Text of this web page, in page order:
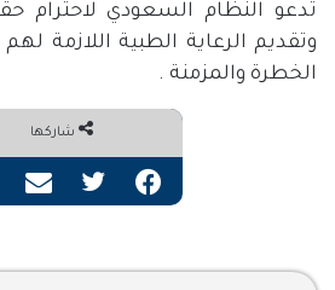
تدعو النظام السعودي لاحترام
وتقديم الرعاية الطبية اللازمة
الخطرة والمزمنة .
شاركها
فيسبوك تويتر مشاركة عبر البريد